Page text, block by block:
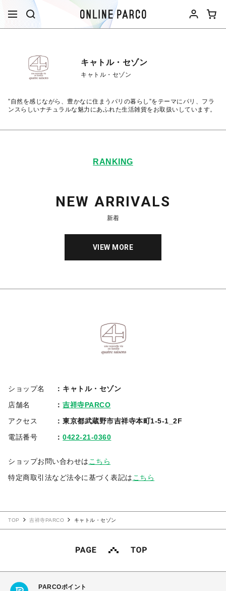
キャトル・セゾン
キャトル・セゾン
”自然を感じながら、豊かなに住まうパリの暮らし”をテーマにパリ、フラ
ンスらしいナチュラルな魅力にあふれた生活雑貨をお取扱いしています。
RANKING
NEW ARRIVALS
新着
VIEW MORE
ショップ名
キャトル・セゾン
店舗名
吉祥寺PARCO
アクセス
東京都武蔵野市吉祥寺本町1-5-1_2F
電話番号
0422-21-0360
ショップお問い合わせはこちら
特定商取引法など法令に基づく表記はこちら
TOP 吉祥寺PARCO キャトル・セゾン
PARCOポイント